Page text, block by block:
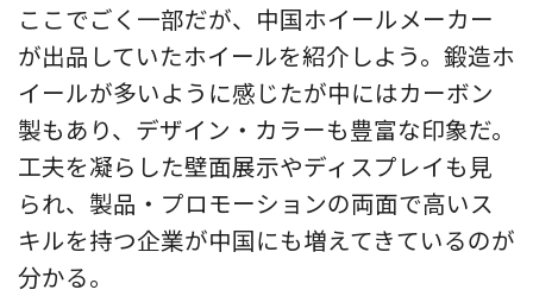
ここでごく一部だが、中国ホイールメーカー
が出品していたホイールを紹介しよう。鍛造ホ
イールが多いように感じたが中にはカーボン
製もあり、デザイン・カラーも豊富な印象だ。
工夫を凝らした壁面展示やディスプレイも見
られ、製品・プロモーションの両面で高いス
キルを持つ企業が中国にも増えてきているのが
分かる。